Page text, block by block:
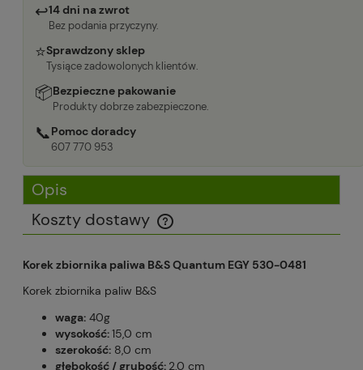
↩14 dni na zwrot
Bez podania przyczyny.
⭐Sprawdzony sklep
Tysiące zadowolonych klientów.
📦Bezpieczne pakowanie
Produkty dobrze zabezpieczone.
📞Pomoc doradcy
607 770 953
Opis
Koszty dostawy
Cena nie zawiera ewentualnych kosztów płatności
Korek zbiornika paliwa B&S Quantum EGY 530-0481
Korek zbiornika paliw B&S
waga: 40g
wysokość:15,0 cm
szerokość: 8,0 cm
głębokość / grubość: 2,0 cm